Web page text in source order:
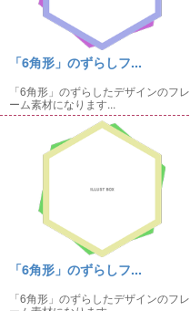
「6角形」のずらしフ...
「6角形」のずらしたデザインのフレ
ーム素材になります...
「6角形」のずらしフ...
「6角形」のずらしたデザインのフレ